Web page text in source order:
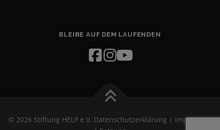
BLEIBE AUF DEM LAUFENDEN
© 2026 Stiftung HELP e.V. Datenschutzerklärung | Impressum